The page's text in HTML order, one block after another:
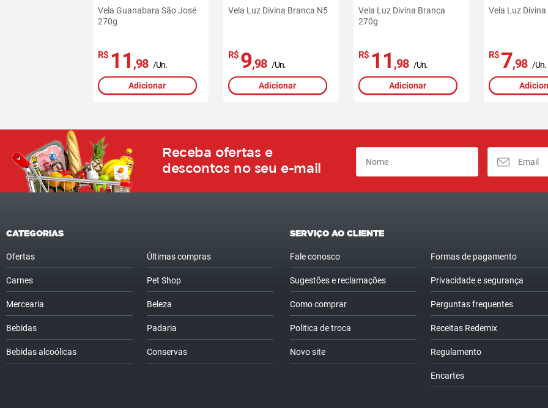
Vela Guanabara São José
270g
R$ 11 ,98 /Un.
Adicionar
Vela Luz Divina Branca N5
R$ 9,98 /Un.
Adicionar
Vela Luz Divina Branca
270g
R$ 11 ,98 /Un.
Adicionar
Vela Luz
R$ 7,98 /Un.
Receba ofertas e
descontos no seu e-mail
CATEGORIAS
Ofertas
Carnes
Mercearia
Bebidas
Bebidas alcoólicas
Últimas compras
Pet Shop
Beleza
Padaria
Conservas
SERVIÇO AO CLIENTE
Fale conosco
Sugestões e reclamações
Como comprar
Politica de troca
Novo site
Formas de pagamento
Privacidade e segurança
Perguntas frequentes
Receitas Redemix
Regulamento
Encartes